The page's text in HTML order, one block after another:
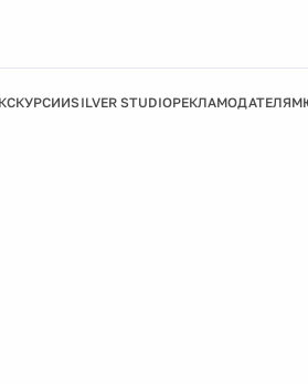
SILVER STUDIOРЕКЛАМОДАТЕЛЯМ